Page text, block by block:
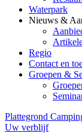
Waterpark
Nieuws &
Regio
Contact en
Groepen &
Plattegrond
Uw verblijf